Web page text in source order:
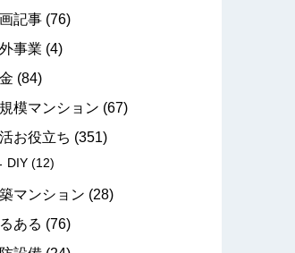
記事 (76)
事業 (4)
(84)
模マンション (67)
お役立ち (351)
DIY (12)
マンション (28)
ある (76)